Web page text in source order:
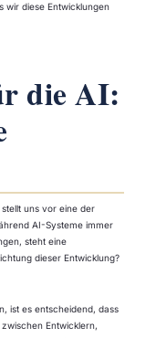
wir diese Entwicklungen
die AI:
uns vor eine der
AI-Systeme immer
steht eine
dieser Entwicklung?
ist es entscheidend, dass
Entwicklern,